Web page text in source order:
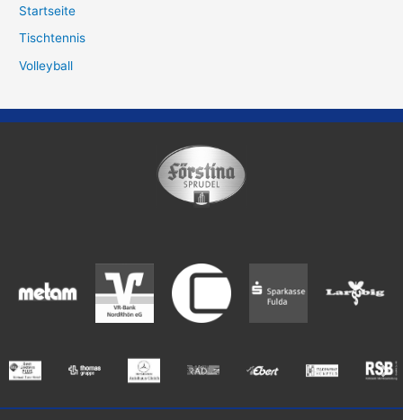
Startseite
Tischtennis
Volleyball